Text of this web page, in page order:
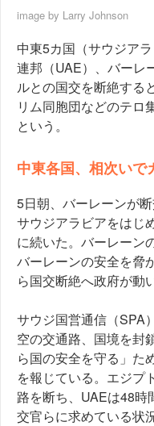
image by Larry Johnson
中東5カ国（サウジア
連邦（UAE）、バーレ
ルとの国交を断絶する
リム同胞団などのテロ
という。
中東各国、相次いで
5日朝、バーレーンが
サウジアラビアをはじ
に続いた。 バーレーン
バーレーンの安全を脅
ら国交断絶へ政府が動
サウジ国営通信（SPA）
空の交通路、国境を封鎖
ら国の安全を守る」た
を報じている。エジプ
路を断ち、UAEは48
交官らに求めている状